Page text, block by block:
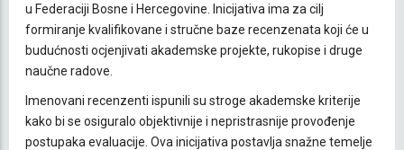
u Federaciji Bosne i Hercegovine. Inicijativa ima za cilj
formiranje kvalifikovane i stručne baze recenzenata koji će u
budućnosti ocjenjivati akademske projekte, rukopise i druge
naučne radove.
Imenovani recenzenti ispunili su stroge akademske kriterije
kako bi se osiguralo objektivnije i nepristrasnije provođenje
postupaka evaluacije. Ova inicijativa postavlja snažne temelje